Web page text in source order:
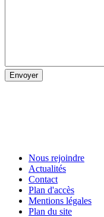
Envoyer
Nous rejoindre
Actualités
Contact
Plan d'accès
Mentions légales
Plan du site